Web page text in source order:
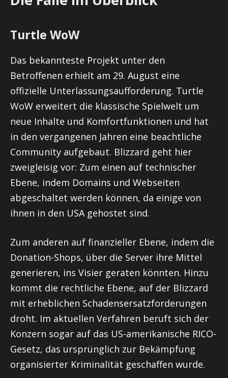
Turtle WoW
Das bekannteste Projekt unter den
Betroffenen erhielt am 29. August eine
offizielle Unterlassungsaufforderung. Turtle
WoW erweitert die klassische Spielwelt um
neue Inhalte und Komfortfunktionen und hat
in den vergangenen Jahren eine beachtliche
Community aufgebaut. Blizzard geht hier
zweigleisig vor: Zum einen auf technischer
Ebene, indem Domains und Webseiten
abgeschaltet werden können, da einige von
ihnen in den USA gehostet sind.
Zum anderen auf finanzieller Ebene, indem die
Donation-Shops, über die Server ihre Mittel
generieren, ins Visier geraten könnten. Hinzu
kommt die rechtliche Ebene, auf der Blizzard
mit erheblichen Schadensersatzforderungen
droht. Im aktuellen Verfahren beruft sich der
Konzern sogar auf das US-amerikanische RICO-
Gesetz, das ursprünglich zur Bekämpfung
organisierter Kriminalität geschaffen wurde.